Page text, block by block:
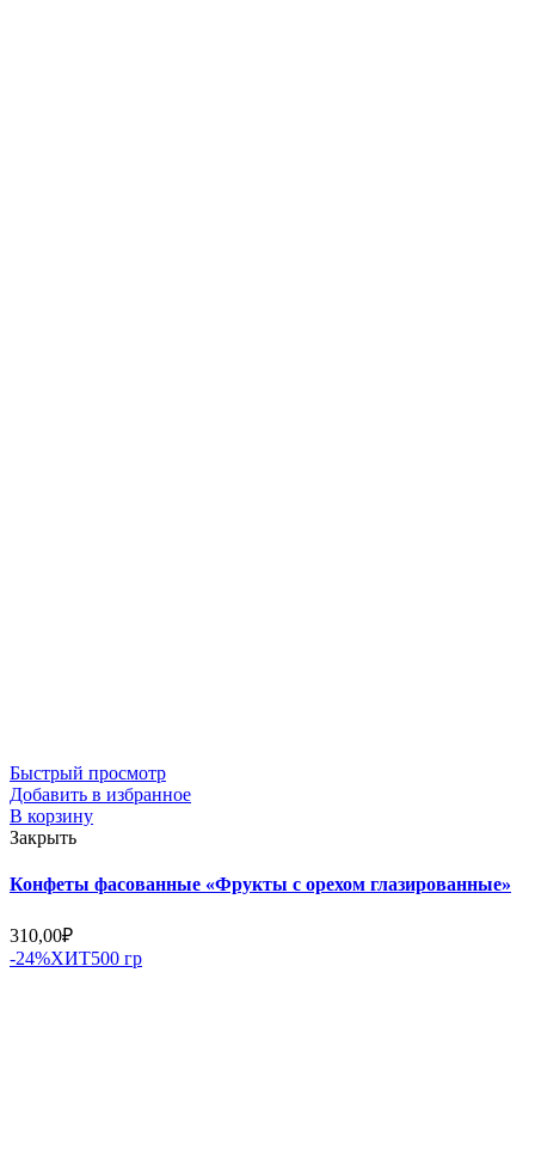
Быстрый просмотр
Добавить в избранное
В корзину
Закрыть
Конфеты фасованные «Фрукты с орехом глазированные»
310,00₽
-24%ХИТ500 гр